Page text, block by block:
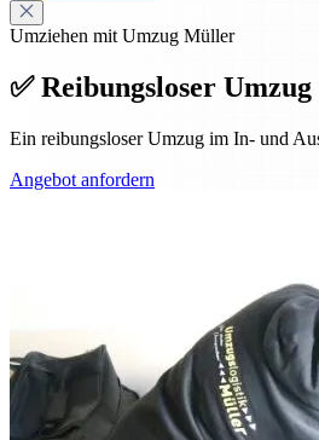
Umziehen mit Umzug Müller
✅ Reibungsloser
Ein reibungsloser Umzug im In- und
Angebot anfordern